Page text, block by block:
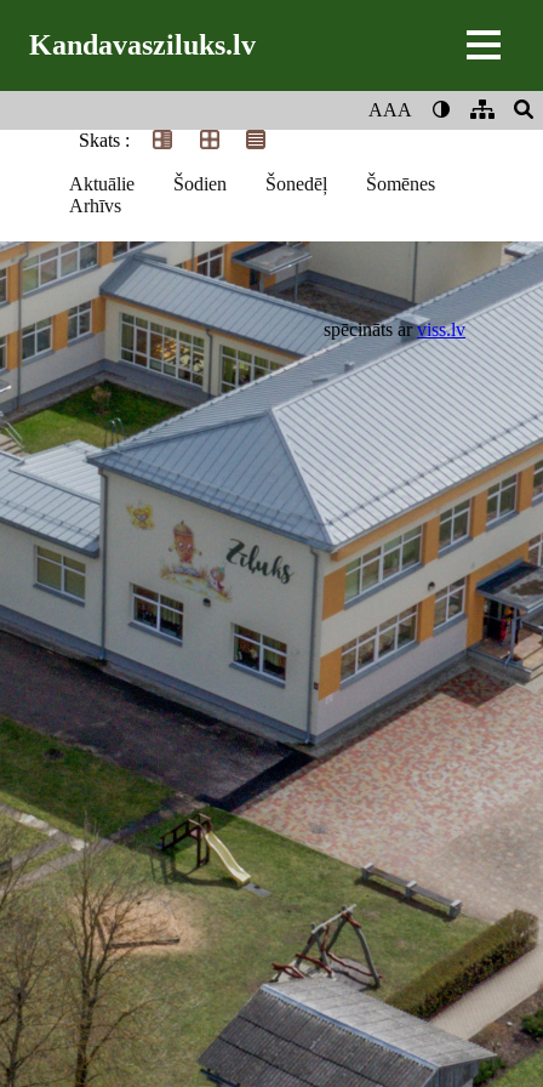
Kandavasziluks.lv
AAA
Skats :
Aktuālie Šodien Šonedēļ
Šomēnes
Arhīvs
spēcināts arviss.lv